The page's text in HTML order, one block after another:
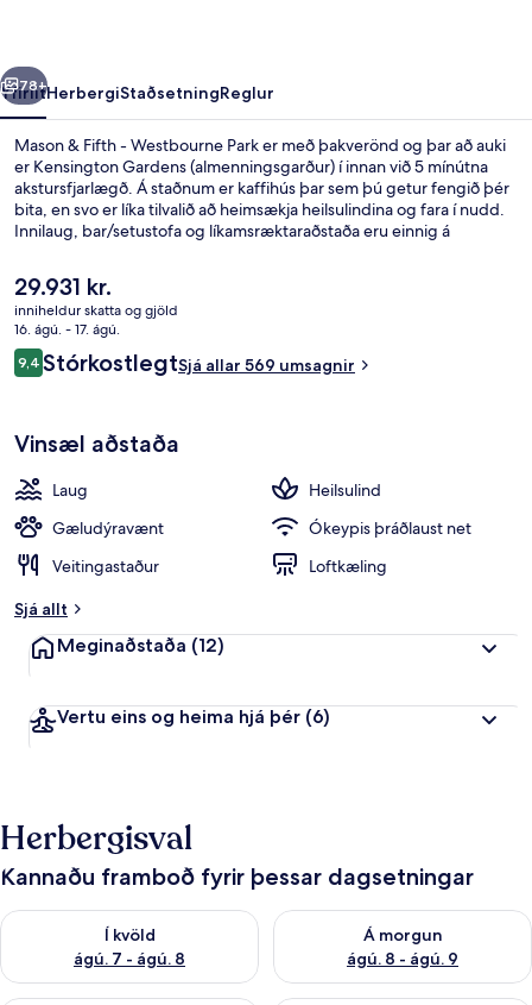
Næsta
78+
YfirlitHerbergiStaðsetningReglur
Mason & Fifth - Westbourne Park er með þakverönd og þar að auki
er Kensington Gardens (almenningsgarður) í innan við 5 mínútna
akstursfjarlægð. Á staðnum er kaffihús þar sem þú getur fengið þér
bita, en svo er líka tilvalið að heimsækja heilsulindina og fara í nudd.
Innilaug, bar/setustofa og líkamsræktaraðstaða eru einnig á
Westbourne Park neðanjarðarlestarstöðin er í 4 mínútna
göngufjarlægð og Royal Oak neðanjarðarlestarstöðin í 13 mínútna.
Núverandi
verð
er
29.931 kr.
29.931 kr.
inniheldur skatta og gjöld
16. ágú. - 17. ágú.
Umsagnir
9,49,4 af 10
StórkostlegtSjá allar 569 umsagnir
Vinsæl aðstaða
Laug
Heilsulind
Gæludýravænt
Ókeypis þráðlaust net
Veitingastaður
Loftkæling
Sjá allt
Meginaðstaða (12)
Vertu eins og heima hjá þér (6)
Herbergisval
Kannaðu framboð fyrir þessar dagsetningar
Í kvöld
ágú. 7 - ágú. 8
Athuga framboð í kvöld ágú. 7 - ágú. 8
Á morgun
ágú. 8 - ágú. 9
Athuga framboð á morgun